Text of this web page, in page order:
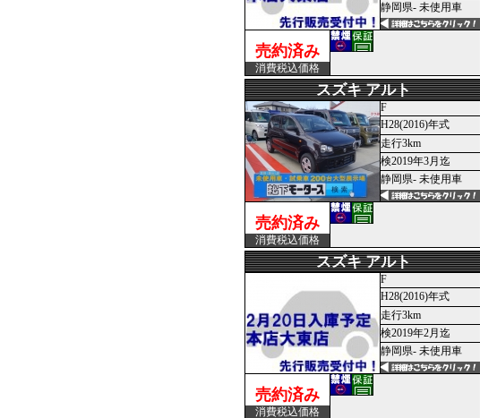
静岡県- 未使用車
売約済み
消費税込価格
スズキ アルト
F
H28(2016)年式
走行3km
検2019年3月迄
静岡県- 未使用車
売約済み
消費税込価格
スズキ アルト
F
H28(2016)年式
走行3km
検2019年2月迄
静岡県- 未使用車
売約済み
消費税込価格